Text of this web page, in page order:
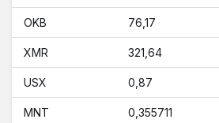
OKB 76,17
XMR 321,64
USX 0,87
MNT 0,355711